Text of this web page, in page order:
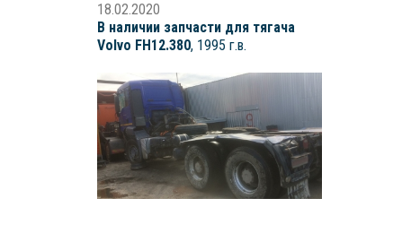
18.02.2020
В наличии запчасти для тягача
Volvo FH12.380, 1995 г.в.